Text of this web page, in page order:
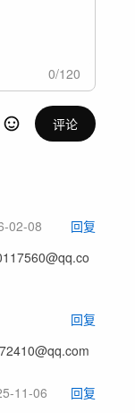
0/120
评论
02-08
回复
回复
11-06
回复